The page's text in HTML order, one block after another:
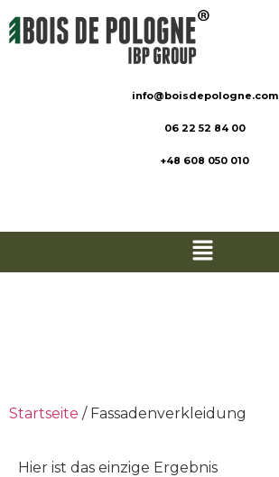
info@boisdepologne.com
06 22 52 84 00
+48 608 050 010
Startseite / Fassadenverkleidung
Hier ist das einzige Ergebnis